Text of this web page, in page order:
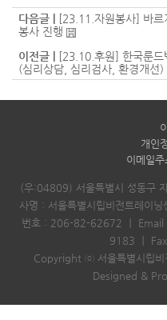
다음글 |
[23.11.자원봉사] 바르
봉사 진행
이전글 |
[23.10.후원] 한국룬
(심리상담, 심리검사, 환경개선)
개인
이메일
(우:04809) 서울특별시 성동구
사명 : 서울특별시립비전트레이닝
번호 : 206-82-62672
Email
9183
Copyright ⓒ 서울특별시립비
Designed &